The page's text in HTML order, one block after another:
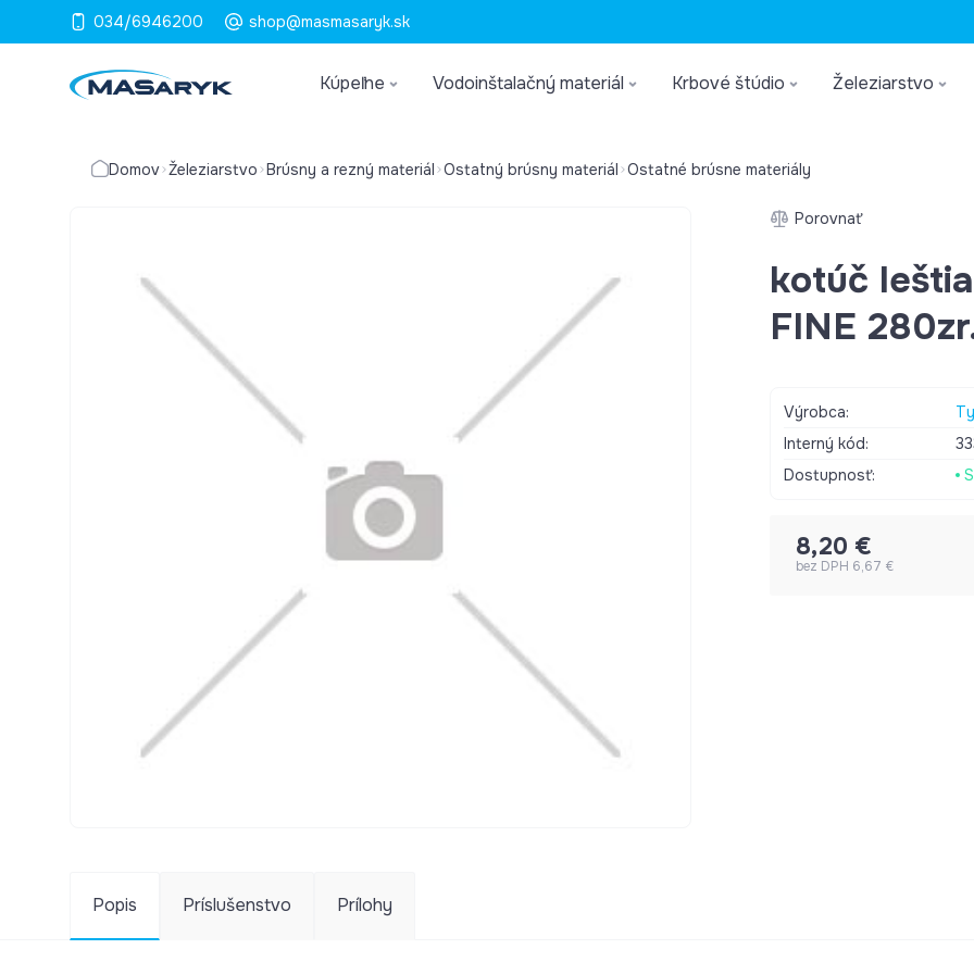
034/6946200 shop@masmasaryk.sk
Kúpeľne Vodoinštalačný materiál Krbové štúdio Železiarstvo
Domov Železiarstvo Brúsny a rezný materiál Ostatný brúsny materiál Ostatné brúsne materiály
Porovnať
kotúč
FINE
Výrobca:
Interný kód:
Dostupnosť:
8,20 €
bez DPH 6,67 €
Popis Príslušenstvo Prílohy